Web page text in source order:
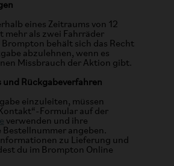
eines Zeitraums von 12
mehr als zwei Fahrräder
behält sich das Recht
abzulehnen, wenn es
Missbrauch der Aktion gibt.
und Rückgabeverfahren
einzuleiten, müssen
Formular auf der
verwenden und ihre
angeben.
zu Lieferung und
du im Brompton Online